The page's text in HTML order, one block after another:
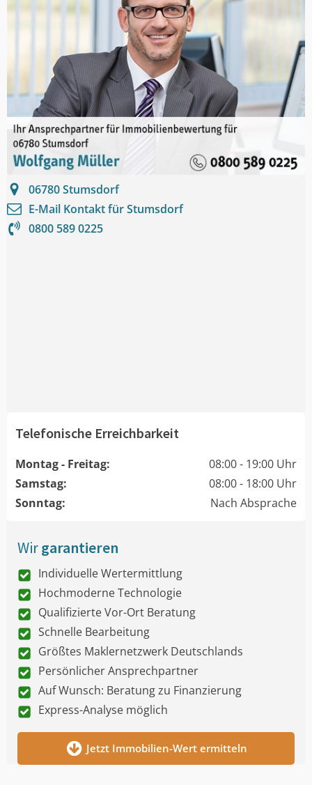
06780Stumsdorf
E-Mail Kontakt fürStumsdorf
0800 589 0225
Telefonische Erreichbarkeit
Montag - Freitag:
08:00 - 19:00 Uhr
Samstag:
08:00 - 18:00 Uhr
Sonntag:
Nach Absprache
Wirgarantieren
Individuelle Wertermittlung
Hochmoderne Technologie
Qualifizierte Vor-Ort Beratung
Schnelle Bearbeitung
Größtes Maklernetzwerk Deutschlands
Persönlicher Ansprechpartner
Auf Wunsch: Beratung zu Finanzierung
Express-Analyse möglich
Jetzt Immobilien-Wert ermitteln